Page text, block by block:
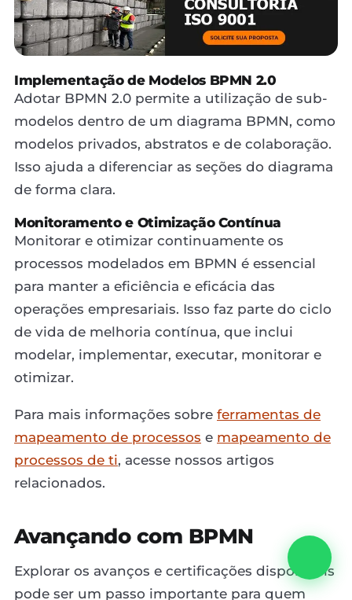
Implementação de Modelos BPMN 2.0
Adotar BPMN 2.0 permite a utilização de sub-
modelos dentro de um diagrama BPMN, como
modelos privados, abstratos e de colaboração.
Isso ajuda a diferenciar as seções do diagrama
de forma clara.
Monitoramento e Otimização Contínua
Monitorar e otimizar continuamente os
processos modelados em BPMN é essencial
para manter a eficiência e eficácia das
operações empresariais. Isso faz parte do ciclo
de vida de melhoria contínua, que inclui
modelar, implementar, executar, monitorar e
otimizar.
Para mais informações sobre ferramentas de
mapeamento de processos e mapeamento de
processos de ti, acesse nossos artigos
relacionados.
Avançando com BPMN
Explorar os avanços e certificações disponíveis
pode ser um passo importante para quem